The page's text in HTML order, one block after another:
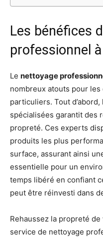
Les bénéfices
professionnel à
Le nettoyage
nombreux atouts pour
particuliers. Tout
spécialisées garantit des
propreté. Ces experts
produits les plus
surface, assurant ainsi
essentielle pour un
temps libéré en confiant
peut être réinvesti dans
Rehaussez la propreté
service de nettoyage